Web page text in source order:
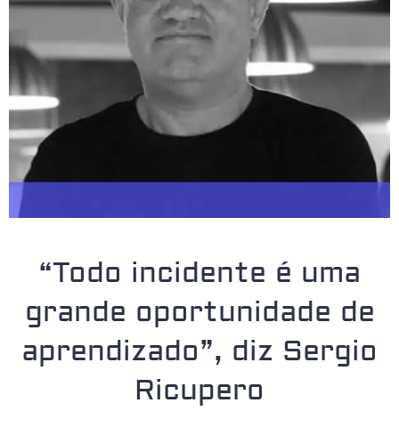
“Todo incidente é uma
grande oportunidade de
aprendizado”, diz Sergio
Ricupero